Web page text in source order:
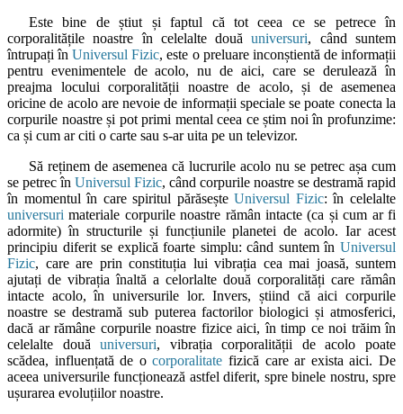
Este bine de știut și faptul că tot ceea ce se petrece în
corporalitățile noastre în celelalte douăuniversuri, când suntem
întrupați înUniversul Fizic, este o preluare inconștientă de informații
pentru evenimentele de acolo, nu de aici, care se derulează în
preajma locului corporalității noastre de acolo, și de asemenea
oricine de acolo are nevoie de informații speciale se poate conecta la
corpurile noastre și pot primi mental ceea ce știm noi în profunzime:
ca și cum ar citi o carte sau s-ar uita pe un televizor.
Să reținem de asemenea că lucrurile acolo nu se petrec așa cum
se petrec în Universul Fizic, când corpurile noastre se destramă rapid
în momentul în care spiritul părăseșteUniversul Fizic: în celelalte
universuri materiale corpurile noastre rămân intacte (ca și cum ar fi
adormite) în structurile și funcțiunile planetei de acolo. Iar acest
principiu diferit se explică foarte simplu: când suntem în Universul
Fizic, care are prin constituția lui vibrația cea mai joasă, suntem
ajutați de vibrația înaltă a celorlalte două corporalități care rămân
intacte acolo, în universurile lor. Invers, știind că aici corpurile
noastre se destramă sub puterea factorilor biologici și atmosferici,
dacă ar rămâne corpurile noastre fizice aici, în timp ce noi trăim în
celelalte douăuniversuri, vibrația corporalității de acolo poate
scădea, influențată de ocorporalitate fizică care ar exista aici. De
aceea universurile funcționează astfel diferit, spre binele nostru, spre
ușurarea evoluțiilor noastre.